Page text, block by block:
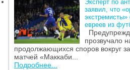
Эксперт по
заявил, что
экстремисты»
евреев из
прозвучало
продолжающихся споров вокруг
матчей «Маккаби...
Подробнее...